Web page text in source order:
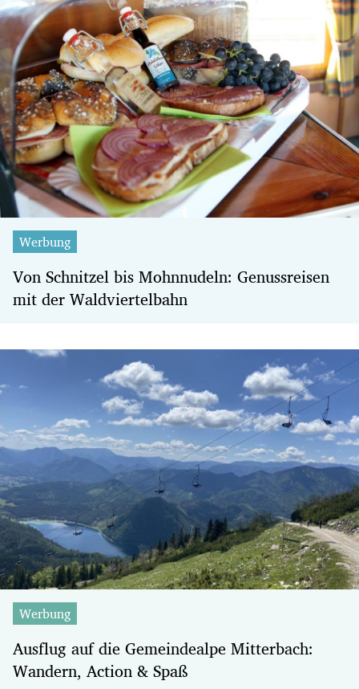
Werbung
Von Schnitzel bis Mohnnudeln: Genussreisen
mit der Waldviertelbahn
Werbung
Ausflug auf die Gemeindealpe Mitterbach:
Wandern, Action & Spaß